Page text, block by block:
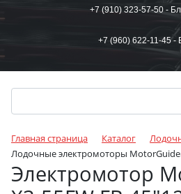
+7 (910) 323-57-50 -
+7 (960) 622-11-45 -
Главная страница Каталог
Лодочные электромоторы
Электромотор